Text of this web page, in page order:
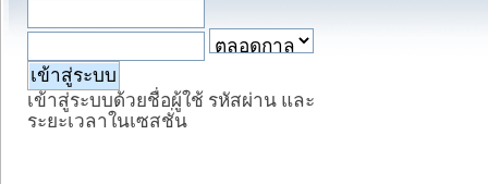
เข้าสู่ระบบด้วยชื่อผู้ใช้ รหัสผ่าน และ
ระยะเวลาในเซสชั่น